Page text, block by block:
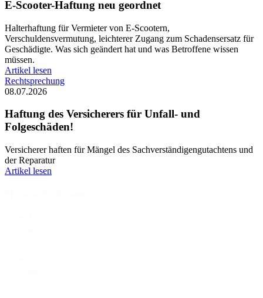
E-Scooter-Haftung neu geordnet
Halterhaftung für Vermieter von E-Scootern,
Verschuldensvermutung, leichterer Zugang zum Schadensersatz für
Geschädigte. Was sich geändert hat und was Betroffene wissen
müssen.
Artikel lesen
Rechtsprechung
08.07.2026
Haftung des Versicherers für Unfall- und
Folgeschäden!
Versicherer haften für Mängel des Sachverständigengutachtens und
der Reparatur
Artikel lesen